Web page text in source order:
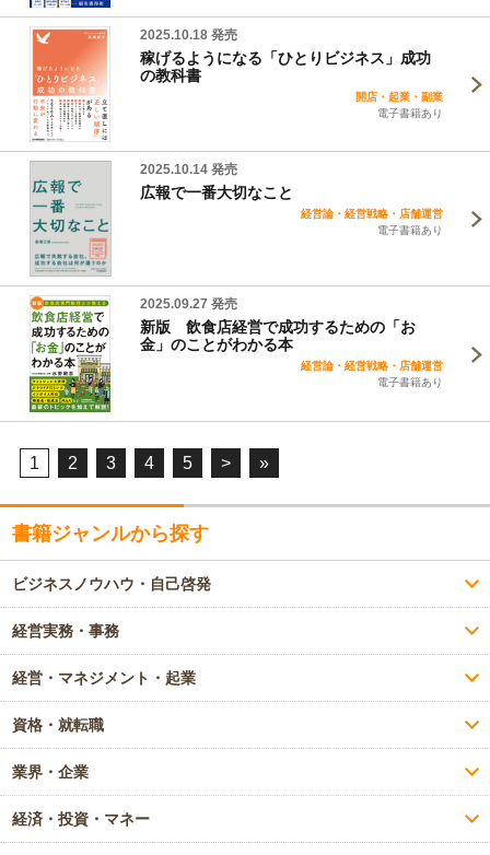
2025.10.18 発売
稼げるようになる「ひとりビジネス」成功
の教科書
開店・起業・副業
電子書籍あり
2025.10.14 発売
広報で一番大切なこと
経営論・経営戦略・店舗運営
電子書籍あり
2025.09.27 発売
新版 飲食店経営で成功するための「お
金」のことがわかる本
経営論・経営戦略・店舗運営
電子書籍あり
1 2 3 4 5 > »
書籍ジャンルから探す
ビジネスノウハウ・自己啓発
経営実務・事務
経営・マネジメント・起業
資格・就転職
業界・企業
経済・投資・マネー